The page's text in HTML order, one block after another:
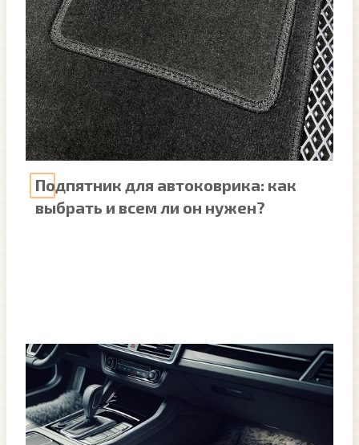
Подпятник для автоковрика: как
выбрать и всем ли он нужен?